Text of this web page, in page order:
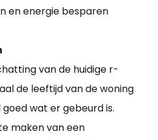
en energie besparen
van de huidige r-
de leeftijd van de woning
wat er gebeurd is.
maken van een